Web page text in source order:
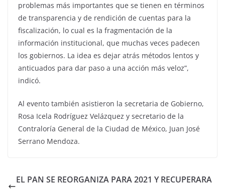
problemas más importantes que se tienen en términos
de transparencia y de rendición de cuentas para la
fiscalización, lo cual es la fragmentación de la
información institucional, que muchas veces padecen
los gobiernos. La idea es dejar atrás métodos lentos y
anticuados para dar paso a una acción más veloz”,
indicó.
Al evento también asistieron la secretaria de Gobierno,
Rosa Icela Rodríguez Velázquez y secretario de la
Contraloría General de la Ciudad de México, Juan José
Serrano Mendoza.
EL PAN SE REORGANIZA PARA 2021 Y RECUPERARA